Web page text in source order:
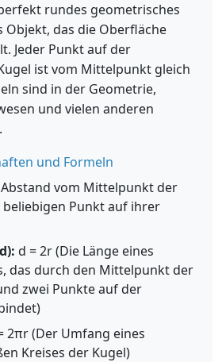
rundes geometrisches
das die Oberfläche
Jeder Punkt auf der
ist vom Mittelpunkt gleich
sind in der Geometrie,
und vielen anderen
und Formeln
vom Mittelpunkt der
beliebigen Punkt auf ihrer
d = 2r (Die Länge eines
das durch den Mittelpunkt der
zwei Punkte auf der
2πr (Der Umfang eines
Kreises der Kugel)